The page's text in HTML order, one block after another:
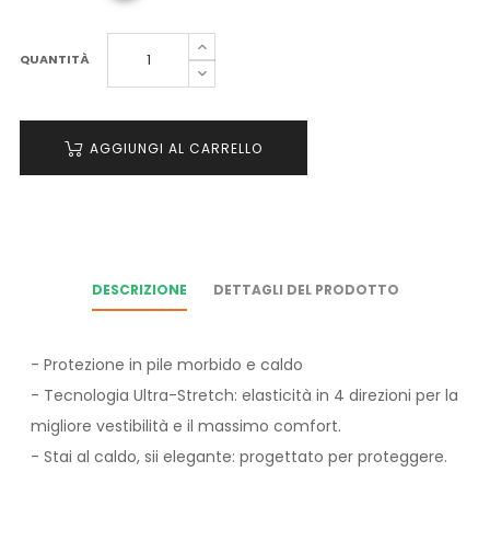
QUANTITÀ
AGGIUNGI AL CARRELLO
DESCRIZIONE DETTAGLI DEL PRODOTTO
- Protezione in pile morbido e caldo
- Tecnologia Ultra-Stretch: elasticità in 4 direzioni per la
migliore vestibilità e il massimo comfort.
- Stai al caldo, sii elegante: progettato per proteggere.